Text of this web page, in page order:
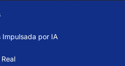
Impulsada por IA